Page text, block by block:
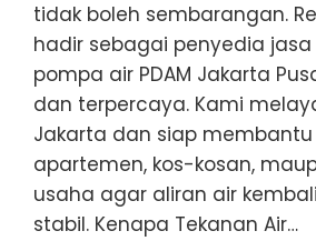
tidak boleh sembarangan.
hadir sebagai penyedia
pompa air PDAM Jakarta
dan terpercaya. Kami
Jakarta dan siap
apartemen, kos-kosan,
usaha agar aliran air
stabil. Kenapa Tekanan Air…